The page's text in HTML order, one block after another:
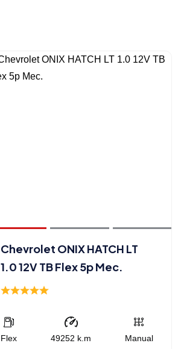
Chevrolet ONIX HATCH LT
1.0 12V TB Flex 5p Mec.
Flex 49252 k.m Manual